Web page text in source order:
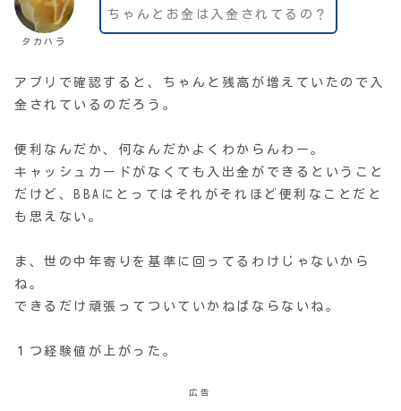
タカハラ
ちゃんとお金は入金されてるの？
アプリで確認すると、ちゃんと残高が増えていたので入
金されているのだろう。
便利なんだか、何なんだかよくわからんわー。
キャッシュカードがなくても入出金ができるということ
だけど、BBAにとってはそれがそれほど便利なことだと
も思えない。
ま、世の中年寄りを基準に回ってるわけじゃないから
ね。
できるだけ頑張ってついていかねばならないね。
１つ経験値が上がった。
広告